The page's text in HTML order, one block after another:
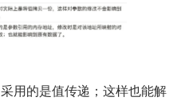
采用的是值传递；这样也能解